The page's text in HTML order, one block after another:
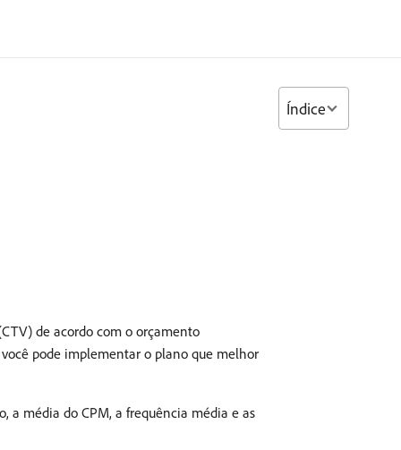
de acordo com o orçamento
pode implementar o plano que melhor
a média do CPM, a frequência média e as
Índice